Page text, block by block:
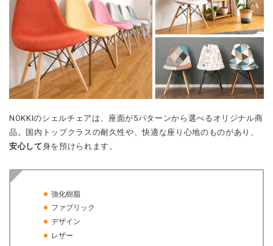
NOKKIのシェルチェアは、座面が5パターンから選べるオリジナル商
品。国内トップクラスの耐久性や、快適な座り心地のものがあり、
安心して
身を預けられます。
強化樹脂
ファブリック
デザイン
くすみカラー
淡いホワイト系・アースカラーやアクセントカラーまで豊富に取り
そろえ、カラーや脚の素材も選択可能。自由に組み合わせて、あな
ただけのチェアが完成します。